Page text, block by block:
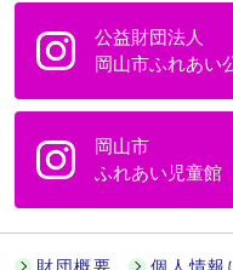
公益財団法人
岡山市ふれあい
岡山市
ふれあい児童館